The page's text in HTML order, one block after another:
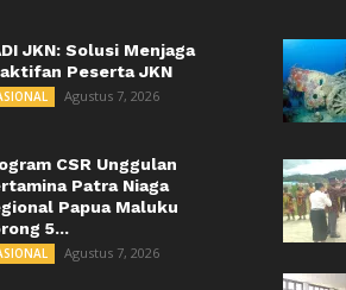
JKN: Solusi Menjaga
Peserta JKN
Agustus 7, 2026
CSR Unggulan
Patra Niaga
Papua Maluku
5...
Agustus 7, 2026